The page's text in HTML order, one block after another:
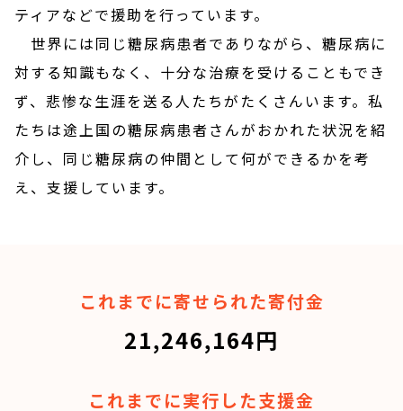
ティアなどで援助を行っています。
世界には同じ糖尿病患者でありながら、糖尿病に
対する知識もなく、十分な治療を受けることもでき
ず、悲惨な生涯を送る人たちがたくさんいます。私
たちは途上国の糖尿病患者さんがおかれた状況を紹
介し、同じ糖尿病の仲間として何ができるかを考
え、支援しています。
これまでに寄せられた寄付金
21,246,164円
これまでに実行した支援金